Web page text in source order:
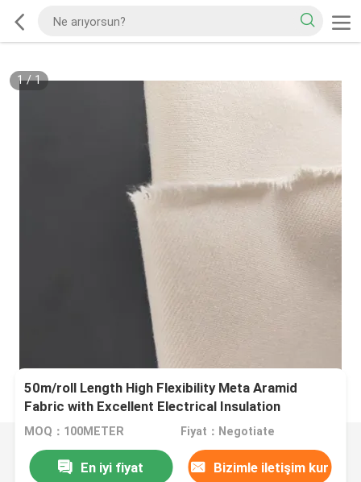
1/1
50m/roll Length High Flexibility Meta Aramid
Fabric with Excellent Electrical Insulation
MOQ：100METER Fiyat：Negotiate
En iyi fiyat Bizimle iletişim kur